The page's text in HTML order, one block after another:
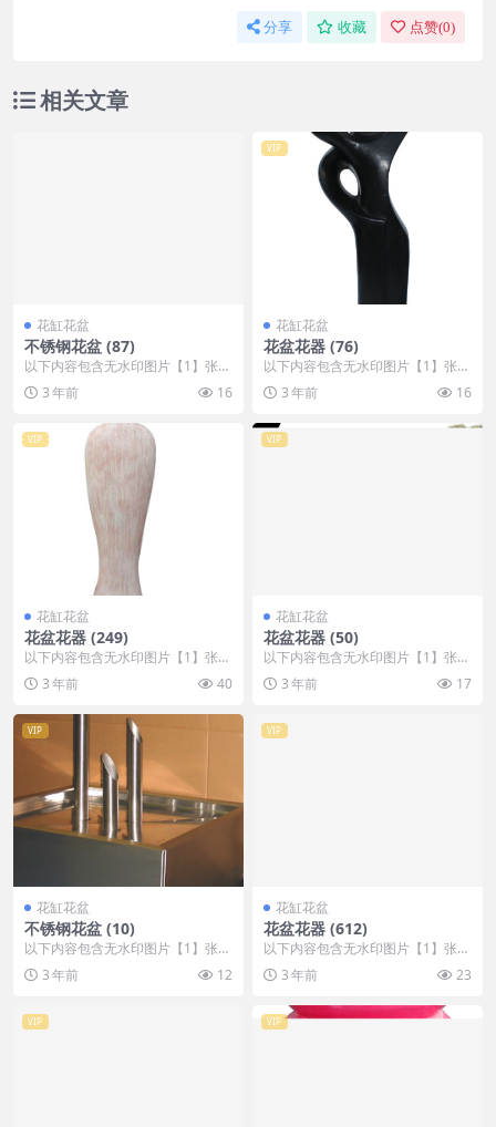
分享 收藏 点赞(0)
相关文章
花缸花盆
不锈钢花盆 (87)
以下内容包含无水印图片【1】张
，开通会员无障碍浏览 开通VIP会
员 3 年前 16
VIP
花缸花盆
花盆花器 (76)
以下内容包含无水印图片【1】张
，开通会员无障碍浏览 开通VIP会
员 3 年前 16
VIP
花缸花盆
花盆花器 (249)
以下内容包含无水印图片【1】张
，开通会员无障碍浏览 开通VIP会
员 3 年前 40
VIP
花缸花盆
花盆花器 (50)
以下内容包含无水印图片【1】张
，开通会员无障碍浏览 开通VIP会
员 3 年前 17
VIP
花缸花盆
不锈钢花盆 (10)
以下内容包含无水印图片【1】张
，开通会员无障碍浏览 开通VIP会
员 3 年前 12
VIP
花缸花盆
花盆花器 (612)
以下内容包含无水印图片【1】张
，开通会员无障碍浏览 开通VIP会
员 3 年前 23
VIP VIP